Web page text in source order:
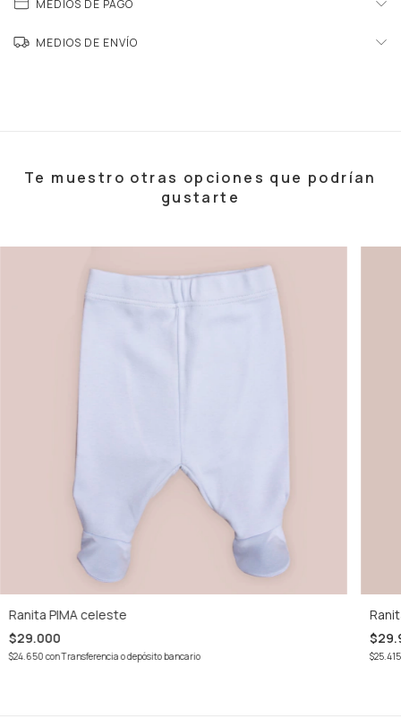
MEDIOS DE PAGO
MEDIOS DE ENVÍO
Te muestro otras opciones que podrían
gustarte
Ranita PIMA celeste
$29.000
$24.650conTransferencia o depósito bancario